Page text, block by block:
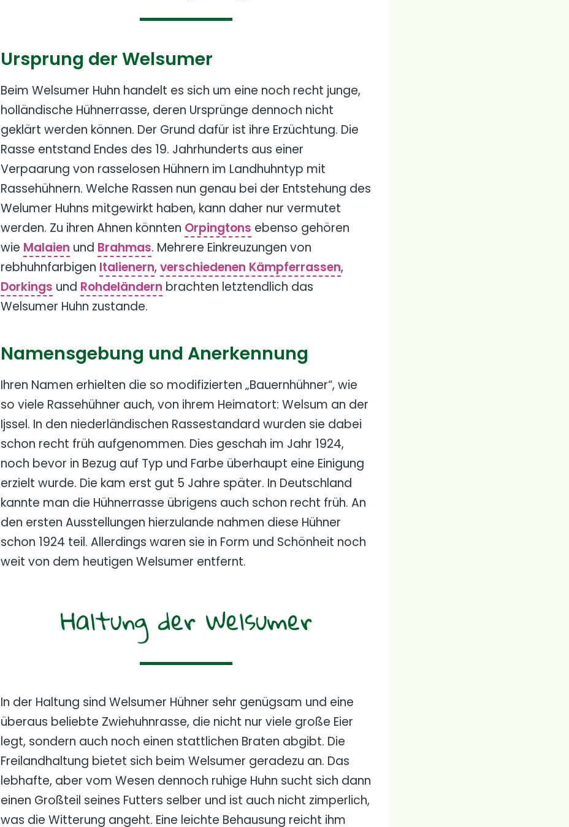
Ursprung der Welsumer
Beim Welsumer Huhn handelt es sich um eine noch recht junge,
holländische Hühnerrasse, deren Ursprünge dennoch nicht
geklärt werden können. Der Grund dafür ist ihre Erzüchtung. Die
Rasse entstand Endes des 19. Jahrhunderts aus einer
Verpaarung von rasselosen Hühnern im Landhuhntyp mit
Rassehühnern. Welche Rassen nun genau bei der Entstehung des
Welumer Huhns mitgewirkt haben, kann daher nur vermutet
werden. Zu ihren Ahnen könnten Orpingtons ebenso gehören
wie Malaien und Brahmas. Mehrere Einkreuzungen von
rebhuhnfarbigen Italienern, verschiedenen Kämpferrassen,
Dorkings und Rohdeländern brachten letztendlich das
Welsumer Huhn zustande.
Namensgebung und Anerkennung
Ihren Namen erhielten die so modifizierten „Bauernhühner“, wie
so viele Rassehühner auch, von ihrem Heimatort: Welsum an der
Ijssel. In den niederländischen Rassestandard wurden sie dabei
schon recht früh aufgenommen. Dies geschah im Jahr 1924,
noch bevor in Bezug auf Typ und Farbe überhaupt eine Einigung
erzielt wurde. Die kam erst gut 5 Jahre später. In Deutschland
kannte man die Hühnerrasse übrigens auch schon recht früh. An
den ersten Ausstellungen hierzulande nahmen diese Hühner
schon 1924 teil. Allerdings waren sie in Form und Schönheit noch
weit von dem heutigen Welsumer entfernt.
Haltung der Welsumer
In der Haltung sind Welsumer Hühner sehr genügsam und eine
überaus beliebte Zwiehuhnrasse, die nicht nur viele große Eier
legt, sondern auch noch einen stattlichen Braten abgibt. Die
Freilandhaltung bietet sich beim Welsumer geradezu an. Das
lebhafte, aber vom Wesen dennoch ruhige Huhn sucht sich dann
einen Großteil seines Futters selber und ist auch nicht zimperlich,
was die Witterung angeht. Eine leichte Behausung reicht ihm